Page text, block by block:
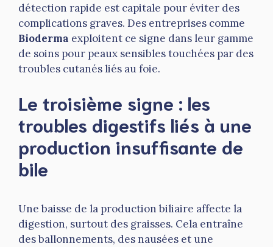
détection rapide est capitale pour éviter des
complications graves. Des entreprises comme
Bioderma exploitent ce signe dans leur gamme
de soins pour peaux sensibles touchées par des
troubles cutanés liés au foie.
Le troisième signe : les
troubles digestifs liés à une
production insuffisante de
bile
Une baisse de la production biliaire affecte la
digestion, surtout des graisses. Cela entraîne
des ballonnements, des nausées et une